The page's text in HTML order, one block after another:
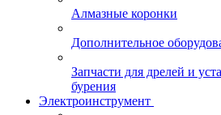
Алмазные коронки
Дополнительное
Запчасти для дрелей и
бурения
Электроинструмент